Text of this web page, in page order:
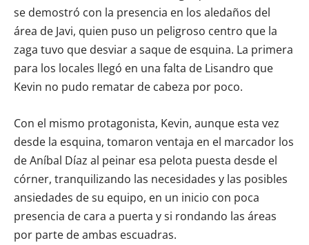
se demostró con la presencia en los aledaños del
área de Javi, quien puso un peligroso centro que la
zaga tuvo que desviar a saque de esquina. La primera
para los locales llegó en una falta de Lisandro que
Kevin no pudo rematar de cabeza por poco.
Con el mismo protagonista, Kevin, aunque esta vez
desde la esquina, tomaron ventaja en el marcador los
de Aníbal Díaz al peinar esa pelota puesta desde el
córner, tranquilizando las necesidades y las posibles
ansiedades de su equipo, en un inicio con poca
presencia de cara a puerta y si rondando las áreas
por parte de ambas escuadras.